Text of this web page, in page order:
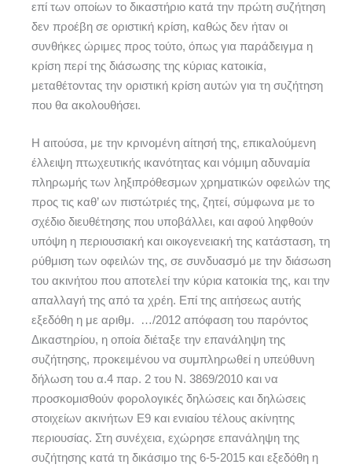
επί των οποίων το δικαστήριο κατά την πρώτη συζήτηση
δεν προέβη σε οριστική κρίση, καθώς δεν ήταν οι
συνθήκες ώριμες προς τούτο, όπως για παράδειγμα η
κρίση περί της διάσωσης της κύριας κατοικία,
μεταθέτοντας την οριστική κρίση αυτών για τη συζήτηση
που θα ακολουθήσει.
Η αιτούσα, με την κρινομένη αίτησή της, επικαλούμενη
έλλειψη πτωχευτικής ικανότητας και νόμιμη αδυναμία
πληρωμής των ληξιπρόθεσμων χρηματικών οφειλών της
προς τις καθ’ ων πιστώτριές της, ζητεί, σύμφωνα με το
σχέδιο διευθέτησης που υποβάλλει, και αφού ληφθούν
υπόψη η περιουσιακή και οικογενειακή της κατάσταση, τη
ρύθμιση των οφειλών της, σε συνδυασμό με την διάσωση
του ακινήτου που αποτελεί την κύρια κατοικία της, και την
απαλλαγή της από τα χρέη. Επί της αιτήσεως αυτής
εξεδόθη η με αριθμ. …/2012 απόφαση του παρόντος
Δικαστηρίου, η οποία διέταξε την επανάληψη της
συζήτησης, προκειμένου να συμπληρωθεί η υπεύθυνη
δήλωση του α.4 παρ. 2 του Ν. 3869/2010 και να
προσκομισθούν φορολογικές δηλώσεις και δηλώσεις
στοιχείων ακινήτων Ε9 και ενιαίου τέλους ακίνητης
περιουσίας. Στη συνέχεια, εχώρησε επανάληψη της
συζήτησης κατά τη δικάσιμο της 6-5-2015 και εξεδόθη η